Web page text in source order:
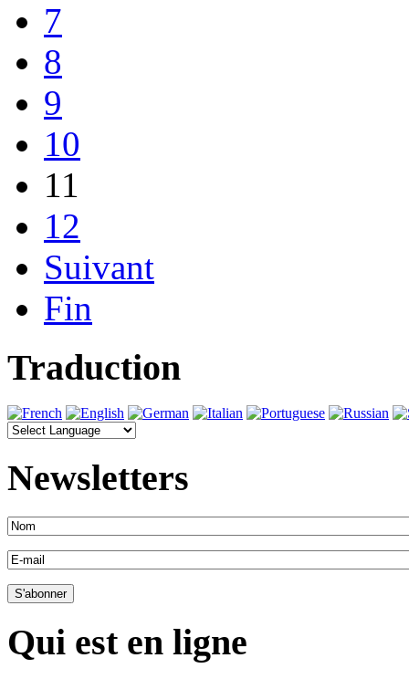
7
8
9
10
11
12
Suivant
Fin
Traduction
Newsletters
Qui est en ligne